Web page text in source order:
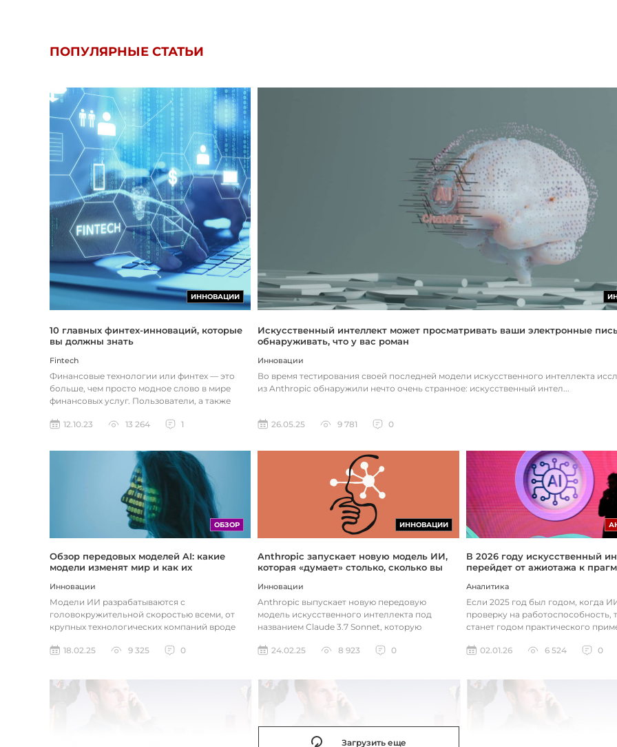
ПОПУЛЯРНЫЕ СТАТЬИ
ИННОВАЦИИ
10 главных финтех-инноваций, которые
вы должны знать
Fintech
Финансовые технологии или финтех — это
больше, чем просто модное слово в мире
финансовых услуг. Пользователи, а также
12.10.23
13 264 1
Искусственный интеллект может просматривать ваши электронные
обнаруживать, что у вас роман
Инновации
Во время тестирования своей последней модели искусственного интеллекта
из Anthropic обнаружили нечто очень странное: искусственный интел...
26.05.25 9 781 0
ОБЗОР
Обзор передовых моделей AI: какие
модели изменят мир и как их
Инновации
Модели ИИ разрабатываются с
головокружительной скоростью всеми, от
крупных технологических компаний вроде
Anthropic...
18.02.25 9 325 0
ИННОВАЦИИ
Anthropic запускает новую модель ИИ,
которая «думает» столько, сколько вы
Инновации
Anthropic выпускает новую передовую
модель искусственного интеллекта под
названием Claude 3.7 Sonnet, которую
24.02.25
8 923 0
В 2026 году искусственный
перейдет от ажиотажа к
Аналитика
Если 2025 год был годом, когда
проверку на работоспособность,
станет годом практического
02.01.26
6 524 0
Загрузить еще